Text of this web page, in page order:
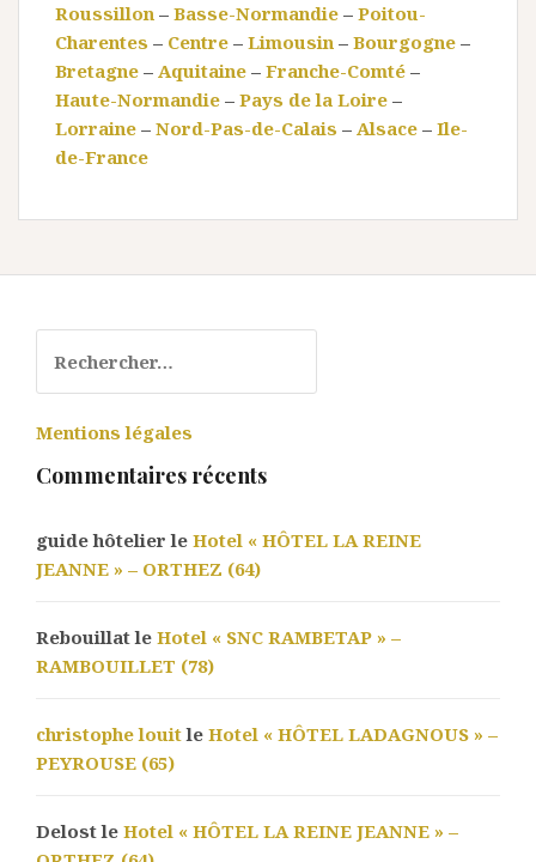
Roussillon – Basse-Normandie – Poitou-
Charentes – Centre – Limousin – Bourgogne –
Bretagne – Aquitaine – Franche-Comté –
Haute-Normandie – Pays de la Loire –
Lorraine – Nord-Pas-de-Calais – Alsace – Ile-
de-France
Mentions légales
Commentaires récents
guide hôtelier le Hotel « HÔTEL LA REINE
JEANNE » – ORTHEZ (64)
Rebouillat le Hotel « SNC RAMBETAP » –
RAMBOUILLET (78)
christophe louitle Hotel « HÔTEL LADAGNOUS » –
PEYROUSE (65)
Delost le Hotel « HÔTEL LA REINE JEANNE » –